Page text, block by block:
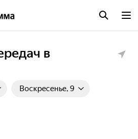
в
Воскресенье, 9